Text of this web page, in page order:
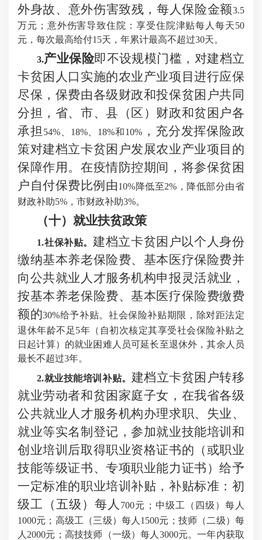
外身故、意外伤害致残，每人保险金额3.5
万元；意外伤害导致住院：享受住院津贴每人每天50
元，每次最高给付15天，年累计最高不超过30天。
3.产业保险即不设规模门槛， 对建档立
卡贫困人口实施的农业产业项目进行应保
尽保， 保费由各级财政和投保贫困户共同
分担，省、市、县（ 区）财政和贫困户各
承担 54%、18%、18%和10% ， 充分发挥保险政
策对建档立卡贫困户发展农业产业项目的
保障作用 。 在疫情防控期间，将参保贫困
户自付保费比例由10%降低至2%，降低部分由省
财政补助5%，市财政补助3%。
（十） 就业扶贫政策
1.社保补贴。 建档立卡贫困户以个人身份
缴纳基本养老保险费、基本医疗保险费并
向公共就业人才服务机构申报灵活就业，
按基本养老保险费、基本医疗保险费缴费
额的30%给予补贴。社会保险补贴期限，除对距法定
退休年龄不足5年（自初次核定其享受社会保险补贴之
日起计算）的就业困难人员可延长至退休外，其余人员
最长不超过3年。
2.就业技能培训补贴。 建档立卡贫困户转移
就业劳动者和贫困家庭子女，在我省各级
公共就业人才服务机构办理求职、失业、
就业等实名制登记，参加就业技能培训和
创业培训后取得职业资格证书的（或职业
技能等级证书、专项职业能力证书）给予
一定标准的职业培训补贴，补贴标准：初
级工（五级）每人 700元；中级工（四级）每人
1000元；高级工（三级）每人1500元；技师（二级）每
人2000元；高技技师（一级）每人3000元。一年内获取